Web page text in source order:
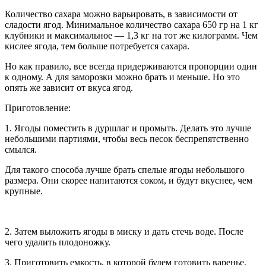
Количество сахара можно варьировать, в зависимости от
сладости ягод. Минимальное количество сахара 650 гр на 1 кг
клубники и максимальное — 1,3 кг на тот же килограмм. Чем
кислее ягода, тем больше потребуется сахара.
Но как правило, все всегда придерживаются пропорции один
к одному. А для заморозки можно брать и меньше. Но это
опять же зависит от вкуса ягод.
Приготовление:
1. Ягоды поместить в дуршлаг и промыть. Делать это лучше
небольшими партиями, чтобы весь песок беспрепятственно
смылся.
Для такого способа лучше брать спелые ягоды небольшого
размера. Они скорее напитаются соком, и будут вкуснее, чем
крупные.
2. Затем выложить ягоды в миску и дать стечь воде. После
чего удалить плодоножку.
3. Приготовить емкость, в которой будем готовить варенье.